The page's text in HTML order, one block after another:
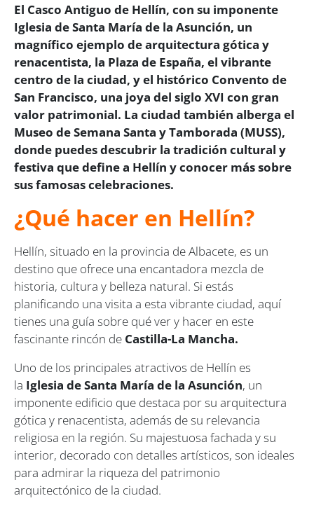
El Casco Antiguo de Hellín, con su imponente
Iglesia de Santa María de la Asunción, un
magnífico ejemplo de arquitectura gótica y
renacentista, la Plaza de España, el vibrante
centro de la ciudad, y el histórico Convento de
San Francisco, una joya del siglo XVI con gran
valor patrimonial. La ciudad también alberga el
Museo de Semana Santa y Tamborada (MUSS),
donde puedes descubrir la tradición cultural y
festiva que define a Hellín y conocer más sobre
sus famosas celebraciones.
¿Qué hacer en Hellín?
Hellín, situado en la provincia de Albacete, es un
destino que ofrece una encantadora mezcla de
historia, cultura y belleza natural. Si estás
planificando una visita a esta vibrante ciudad, aquí
tienes una guía sobre qué ver y hacer en este
fascinante rincón de Castilla-La Mancha.
Uno de los principales atractivos de Hellín es
la Iglesia de Santa María de la Asunción, un
imponente edificio que destaca por su arquitectura
gótica y renacentista, además de su relevancia
religiosa en la región. Su majestuosa fachada y su
interior, decorado con detalles artísticos, son ideales
para admirar la riqueza del patrimonio
arquitectónico de la ciudad.